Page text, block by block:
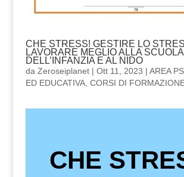
CHE STRESS! GESTIRE LO
LAVORARE MEGLIO ALLA SCUOLA
DELL’INFANZIA E AL NIDO
da Zeroseiplanet| Ott 11, 2023 | AREA
ED EDUCATIVA, CORSI DI
CHE